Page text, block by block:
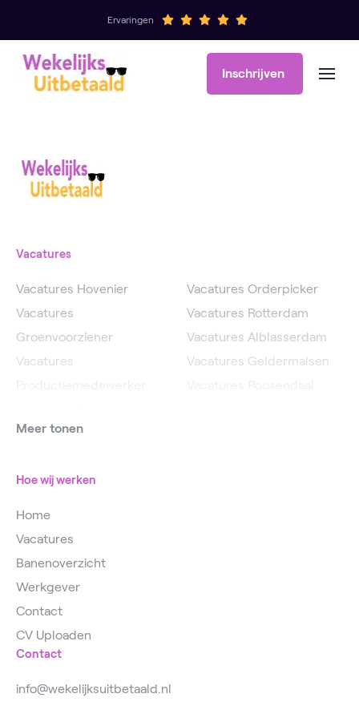
Ervaringen
Inschrijven
Vacatures
Vacatures Hovenier
Vacatures
Groenvoorziener
Vacatures
Vacatures
Vacatures Orderpicker
Vacatures Rotterdam
Vacatures Alblasserdam
Vacatures Geldermalsen
Meer tonen
Hoe wij werken
Home
Vacatures
Banenoverzicht
Werkgever
Contact
CV Uploaden
Contact
info@wekelijksuitbetaald.nl